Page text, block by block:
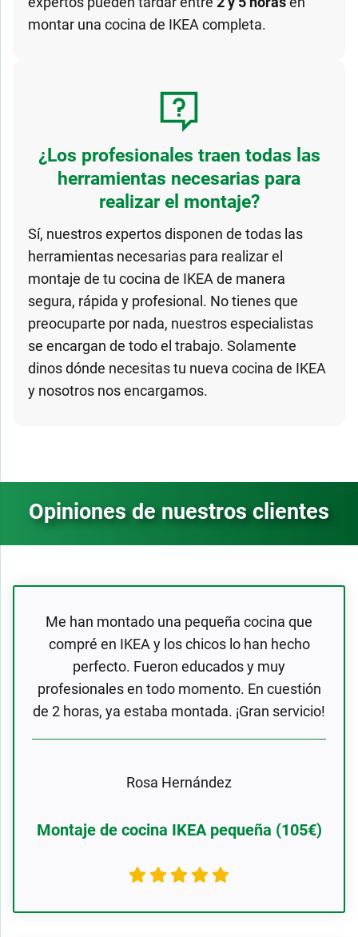
montar una cocina de IKEA completa.
¿Los profesionales traen todas las
herramientas necesarias para
realizar el montaje?
Sí, nuestros expertos disponen de todas las
herramientas necesarias para realizar el
montaje de tu cocina de IKEA de manera
segura, rápida y profesional. No tienes que
preocuparte por nada, nuestros especialistas
se encargan de todo el trabajo. Solamente
dinos dónde necesitas tu nueva cocina de IKEA
y nosotros nos encargamos.
Opiniones de nuestros clientes
Me han montado una pequeña cocina que
compré en IKEA y los chicos lo han hecho
perfecto. Fueron educados y muy
profesionales en todo momento. En cuestión
de 2 horas, ya estaba montada. ¡Gran servicio!
Rosa Hernández
Montaje de cocina IKEA pequeña (105€)